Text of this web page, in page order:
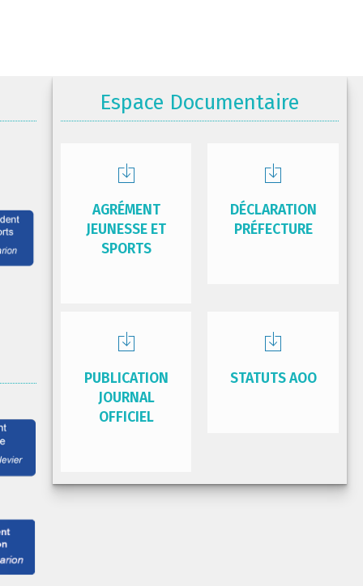
Espace Documentaire
AGRÉMENT
JEUNESSE ET
SPORTS
DÉCLARATION
PRÉFECTURE
PUBLICATION
JOURNAL
OFFICIEL
STATUTS AOO